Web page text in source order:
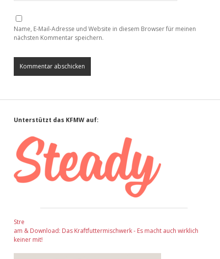
Name, E-Mail-Adresse und Website in diesem Browser für meinen
nächsten Kommentar speichern.
Sidebar
Unterstützt das KFMW auf:
Stre
am & Download: Das Kraftfuttermischwerk - Es macht auch wirklich
keiner mit!